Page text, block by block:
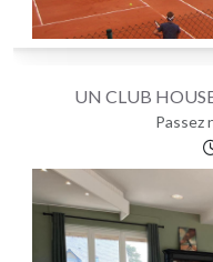
UN CLUB
Passez